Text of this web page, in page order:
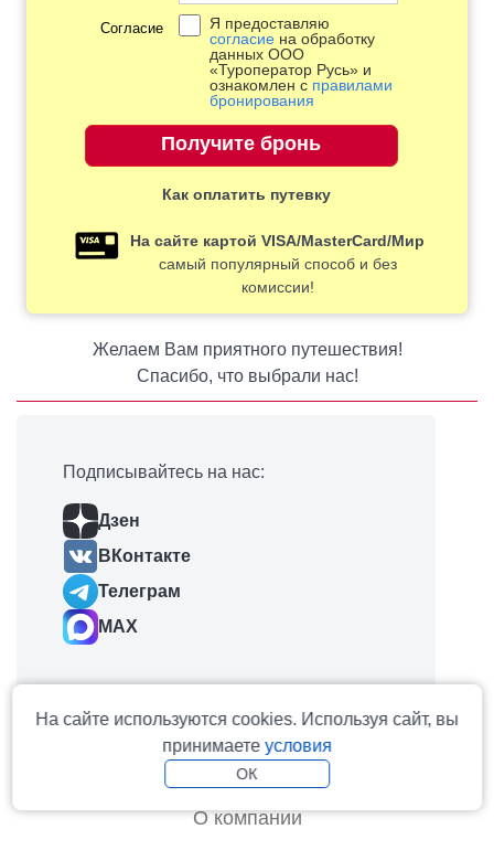
Согласие
Я предоставляю
согласие на обработку
данных ООО
«Туроператор Русь» и
ознакомлен с правилами
бронирования
Как оплатить путевку
На сайте картой VISA/MasterCard/Мир
самый популярный способ и без
комиссии!
Желаем Вам приятного путешествия!
Спасибо, что выбрали нас!
Подписывайтесь на нас:
Дзен
ВКонтакте
Телеграм
MAX
На главную
О компании
На сайте используются cookies. Используя сайт, вы
принимаете условия
ОК